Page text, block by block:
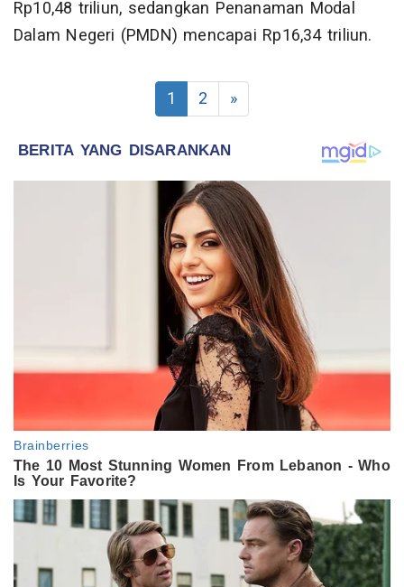
Rp10,48 triliun, sedangkan Penanaman Modal
Dalam Negeri (PMDN) mencapai Rp16,34 triliun.
1 2 »